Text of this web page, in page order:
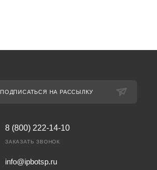
ПОДПИСАТЬСЯ НА РАССЫЛКУ
8 (800) 222-14-10
ЗАКАЗАТЬ ЗВОНОК
info@ipbotsp.ru